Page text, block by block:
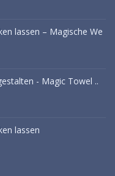
lassen – Magische We
- Magic Towel ..
lassen